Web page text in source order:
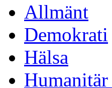
Allmänt
Demokrati
Hälsa